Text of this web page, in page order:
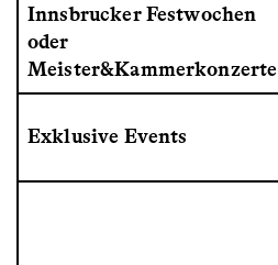
Innsbrucker Festwochen
oder
Meister&Kammerkonzerte
Exklusive Events